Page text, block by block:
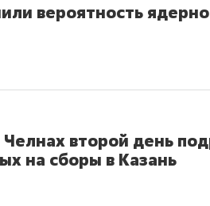
вероятность
второй день
на сборы в Казань